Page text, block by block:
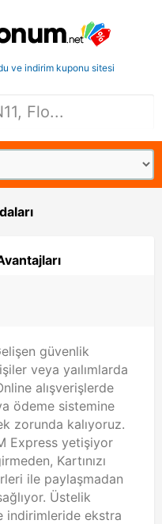
ve indirim kuponu sitesi
güvenlik
veya yaılımlarda
alışverişlerde
ödeme sistemine
zorunda kalıyoruz.
Express yetişiyor
Kartınızı
ile paylaşmadan
Üstelik
indirimleride ekstra